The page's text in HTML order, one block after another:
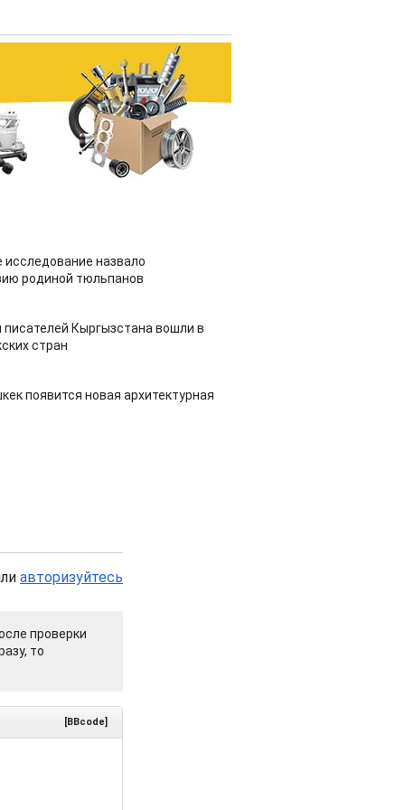
назвало
родиной тюльпанов
Кыргызстана вошли в
стран
появится новая архитектурная
авторизуйтесь
проверки
то
[BBcode]